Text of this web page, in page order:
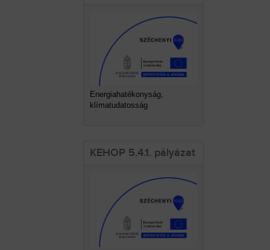
Energiahatékonyság,
klímatudatosság
KEHOP 5.4.1. pályázat